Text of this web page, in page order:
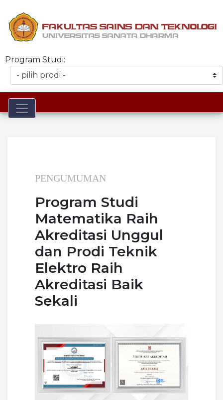
Program Studi:
Toggle navigation
PENGUMUMAN
Program Studi
Matematika Raih
Akreditasi Unggul
dan Prodi Teknik
Elektro Raih
Akreditasi Baik
Sekali